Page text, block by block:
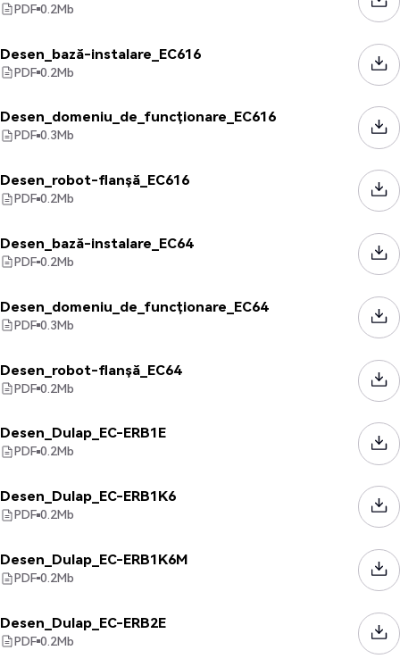
PDF 0.2Mb
Desen_bază-instalare_EC616
PDF 0.2Mb
Desen_domeniu_de_funcționare_EC616
PDF 0.3Mb
Desen_robot-flanșă_EC616
PDF 0.2Mb
Desen_bază-instalare_EC64
PDF 0.2Mb
Desen_domeniu_de_funcționare_EC64
PDF 0.3Mb
Desen_robot-flanșă_EC64
PDF 0.2Mb
Desen_Dulap_EC-ERB1E
PDF 0.2Mb
Desen_Dulap_EC-ERB1K6
PDF 0.2Mb
Desen_Dulap_EC-ERB1K6M
PDF 0.2Mb
Desen_Dulap_EC-ERB2E
PDF 0.2Mb